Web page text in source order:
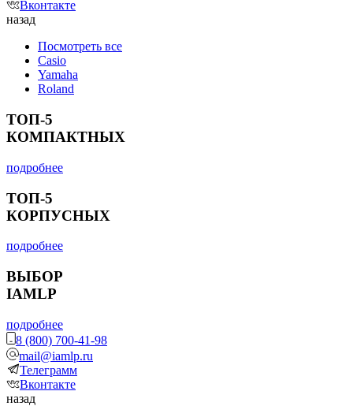
Вконтакте
назад
Посмотреть все
Casio
Yamaha
Roland
ТОП-5
КОМПАКТНЫХ
подробнее
ТОП-5
КОРПУСНЫХ
подробнее
ВЫБОР
IAMLP
подробнее
8 (800) 700-41-98
mail@iamlp.ru
Телеграмм
Вконтакте
назад